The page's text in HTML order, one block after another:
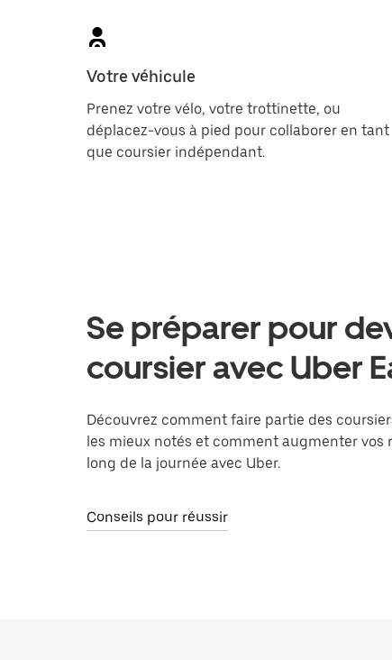
Votre véhicule
Prenez votre vélo, votre trottinette, ou
déplacez-vous à pied pour collaborer en tant
que coursier indépendant.
Se préparer pour
coursier avec Uber
Découvrez comment faire partie des
les mieux notés et comment augmenter vos
long de la journée avec Uber.
Conseils pour réussir